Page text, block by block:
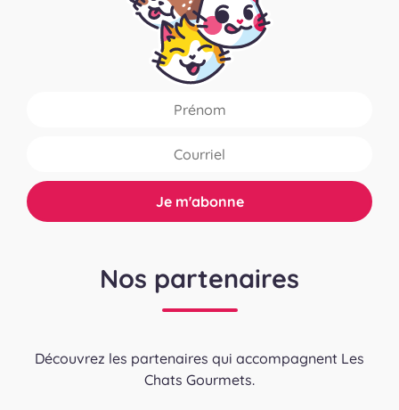
Nos partenaires
Découvrez les partenaires qui accompagnent Les
Chats Gourmets.